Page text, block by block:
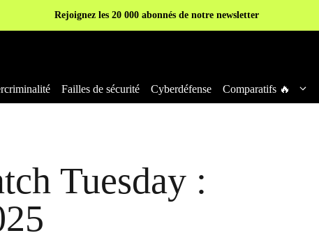
Rejoignez les 20 000 abonnés de notre newsletter
Failles de sécurité Cyberdéfense Comparatifs 🔥
Tuesday :